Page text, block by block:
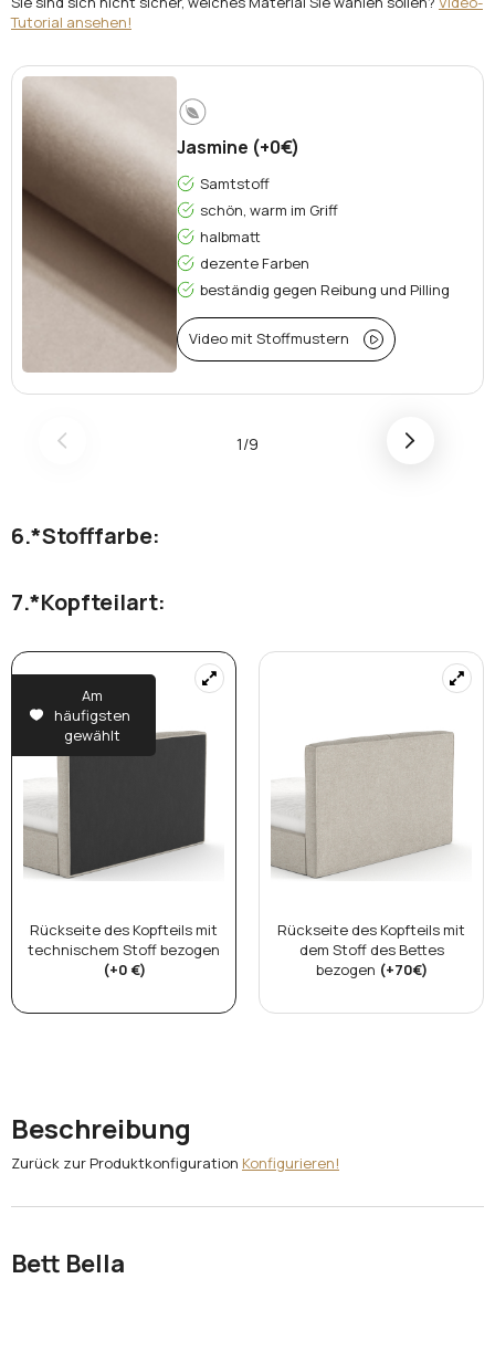
Tutorial ansehen!
Jasmine (+0€)
Samtstoff
schön, warm im Griff
halbmatt
dezente Farben
beständig gegen Reibung und Pilling
Video mit Stoffmustern
1/9
*Stofffarbe:
*Kopfteilart:
Am
häufigsten
gewählt
Rückseite des Kopfteils mit
technischem Stoff bezogen
(+0 €)
Rückseite des Kopfteils mit
dem Stoff des Bettes
bezogen (+70€)
Beschreibung
Zurück zur Produktkonfiguration Konfigurieren!
Bett Bella